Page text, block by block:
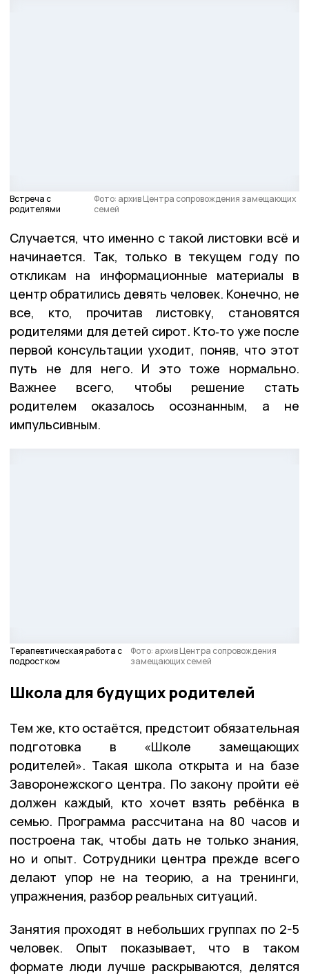
Встреча с
родителями
Фото: архив Центра сопровождения замещающих
семей
Случается, что именно с такой листовки всё и
начинается. Так, только в текущем году по
откликам на информационные материалы в
центр обратились девять человек. Конечно, не
все, кто, прочитав листовку, становятся
родителями для детей сирот. Кто‑то уже после
первой консультации уходит, поняв, что этот
путь не для него. И это тоже нормально.
Важнее всего, чтобы решение стать
родителем оказалось осознанным, а не
импульсивным.
Терапевтическая работа с
подростком
Фото: архив Центра сопровождения
замещающих семей
Школа для будущих родителей
Тем же, кто остаётся, предстоит обязательная
подготовка в «Школе замещающих
родителей». Такая школа открыта и на базе
Заворонежского центра. По закону пройти её
должен каждый, кто хочет взять ребёнка в
семью. Программа рассчитана на 80 часов и
построена так, чтобы дать не только знания,
но и опыт. Сотрудники центра прежде всего
делают упор не на теорию, а на тренинги,
упражнения, разбор реальных ситуаций.
Занятия проходят в небольших группах по 2-5
человек. Опыт показывает, что в таком
формате люди лучше раскрываются, делятся